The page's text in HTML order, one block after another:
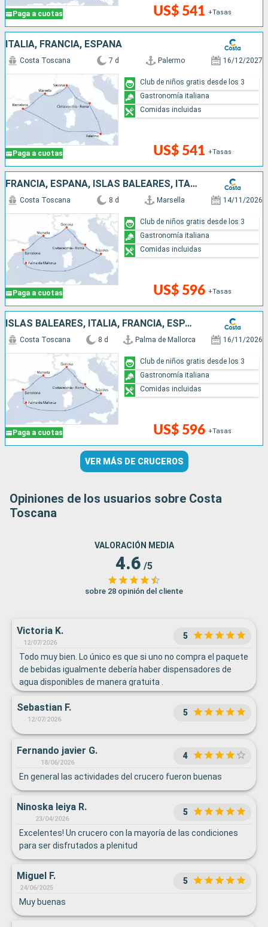
Paga a cuotas US$ 541 +Tasas
ITALIA, FRANCIA, ESPAÑA
Paga a cuotas
Costa Toscana 7 d Palermo 16/12/2027
US$ 541 +Tasas
Club de niños gratis desde los 3
Gastronomía italiana
Comidas incluidas
FRANCIA, ESPAÑA, ISLAS BALEARES, ITALIA
Paga a cuotas
Costa Toscana 8 d Marsella 14/11/2026
US$ 596 +Tasas
Club de niños gratis desde los 3
Gastronomía italiana
Comidas incluidas
ISLAS BALEARES, ITALIA, FRANCIA, ESPAÑA
Paga a cuotas
Costa Toscana 8 d Palma de Mallorca 16/11/2026
US$ 596 +Tasas
Club de niños gratis desde los 3
Gastronomía italiana
Comidas incluidas
VER MÁS DE CRUCEROS
Opiniones de los usuarios sobre Costa
Toscana
VALORACIÓN MEDIA
4.6 /5
sobre 28 opinión del cliente
Victoria K.
12/07/2026
5
Todo muy bien. Lo único es que si uno no compra el paquete
de bebidas igualmente debería haber dispensadores de
agua disponibles de manera gratuita .
Sebastian F.
12/07/2026
5
Fernando javier G.
18/06/2026
4
En general las actividades del crucero fueron buenas
Ninoska leiya R.
23/04/2026
5
Excelentes! Un crucero con la mayoría de las condiciones
para ser disfrutados a plenitud
Miguel F.
24/06/2025
5
Muy buenas